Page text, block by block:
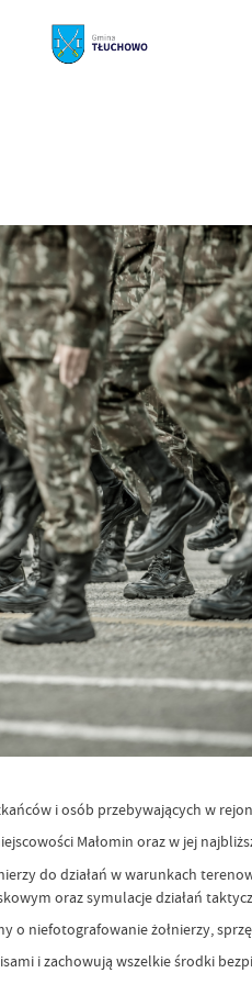
i osób przebywających w
Małomin oraz w jej
do działań w warunkach
oraz symulacje działań
o niefotografowanie żołnierzy,
i zachowują wszelkie środki